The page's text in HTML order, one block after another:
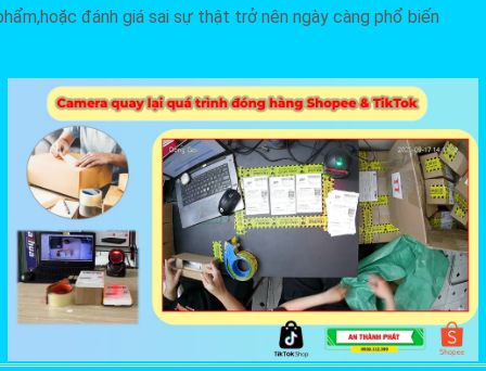
đánh giá sai sự thật trở nên ngày càng phổ biến